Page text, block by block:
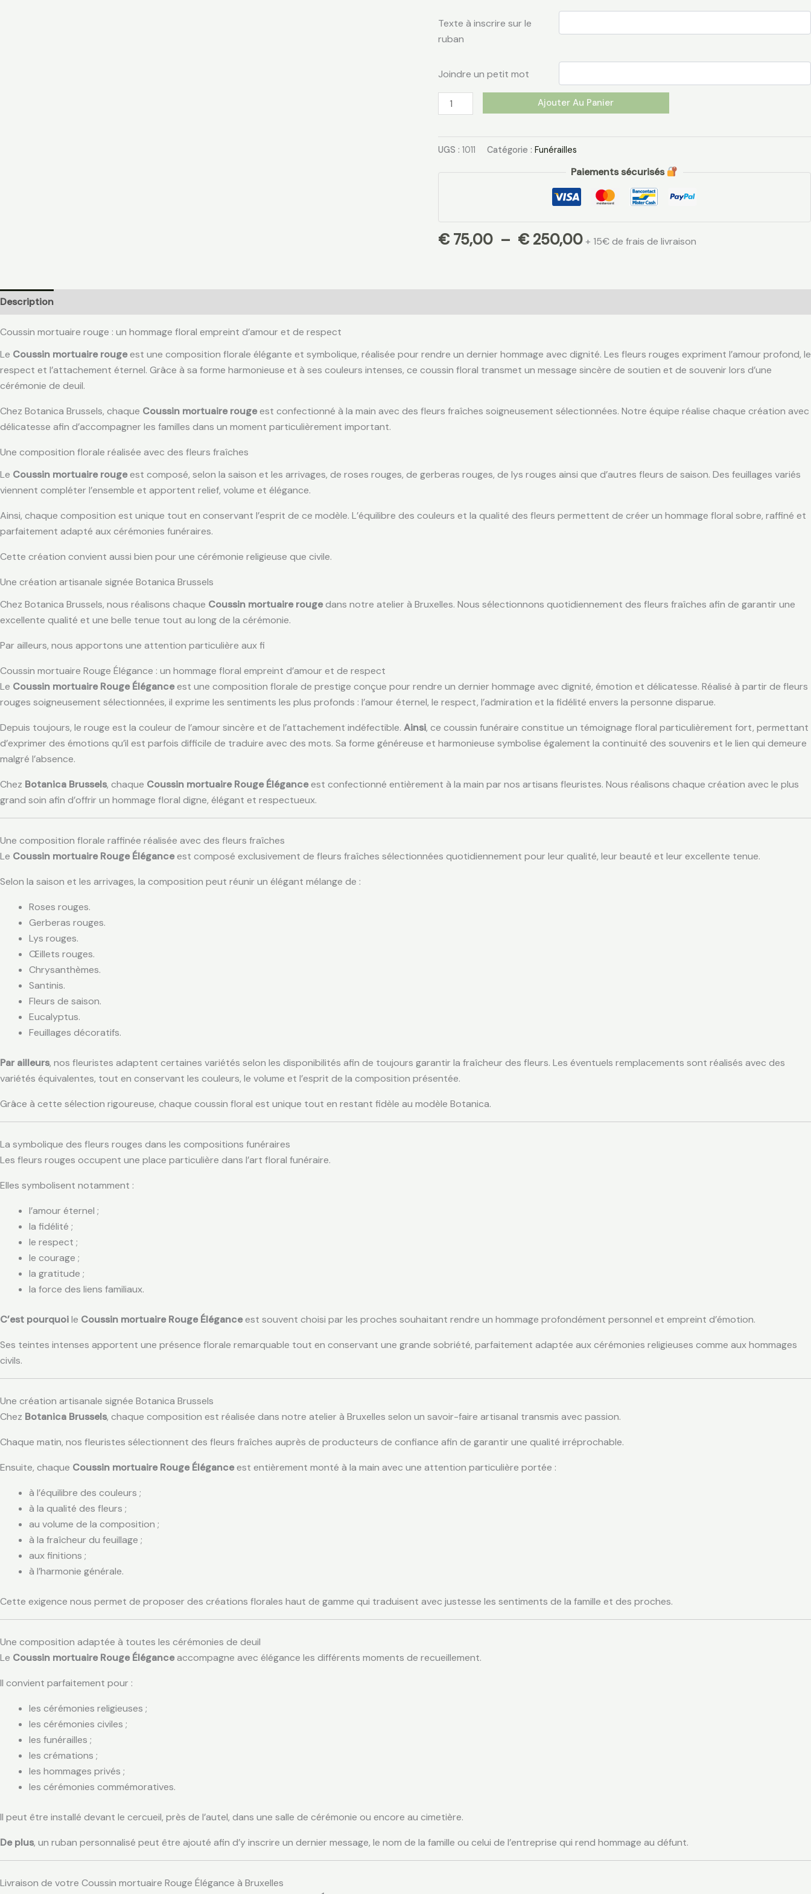
Texte à inscrire sur le
ruban
Joindre un petit mot
Ajouter Au Panier
UGS : 1011 Catégorie : Funérailles
Paiements sécurisés
€75,00 – €250,00 + 15€ de frais de livraison
Description
Coussin mortuaire rouge : un hommage floral empreint d’amour et de respect
Le Coussin mortuaire rougeest une composition florale élégante et symbolique, réalisée pour rendre un dernier hommage avec dignité. Les fleurs rouges expriment l’amour profond, le
respect et l’attachement éternel. Grâce à sa forme harmonieuse et à ses couleurs intenses, ce coussin floral transmet un message sincère de soutien et de souvenir lors d’une
cérémonie de deuil.
Chez Botanica Brussels, chaque Coussin mortuaire rougeest confectionné à la main avec des fleurs fraîches soigneusement sélectionnées. Notre équipe réalise chaque création avec
délicatesse afin d’accompagner les familles dans un moment particulièrement important.
Une composition florale réalisée avec des fleurs fraîches
Le Coussin mortuaire rougeest composé, selon la saison et les arrivages, de roses rouges, de gerberas rouges, de lys rouges ainsi que d’autres fleurs de saison. Des feuillages variés
viennent compléter l’ensemble et apportent relief, volume et élégance.
Ainsi, chaque composition est unique tout en conservant l’esprit de ce modèle. L’équilibre des couleurs et la qualité des fleurs permettent de créer un hommage floral sobre, raffiné et
parfaitement adapté aux cérémonies funéraires.
Cette création convient aussi bien pour une cérémonie religieuse que civile.
Une création artisanale signée Botanica Brussels
Chez Botanica Brussels, nous réalisons chaque Coussin mortuaire rougedans notre atelier à Bruxelles. Nous sélectionnons quotidiennement des fleurs fraîches afin de garantir une
excellente qualité et une belle tenue tout au long de la cérémonie.
Par ailleurs, nous apportons une attention particulière aux fi
Coussin mortuaire Rouge Élégance : un hommage floral empreint d’amour et de respect
Le Coussin mortuaire Rouge Éléganceest une composition florale de prestige conçue pour rendre un dernier hommage avec dignité, émotion et délicatesse. Réalisé à partir de fleurs
rouges soigneusement sélectionnées, il exprime les sentiments les plus profonds : l’amour éternel, le respect, l’admiration et la fidélité envers la personne disparue.
Depuis toujours, le rouge est la couleur de l’amour sincère et de l’attachement indéfectible. Ainsi, ce coussin funéraire constitue un témoignage floral particulièrement fort, permettant
d’exprimer des émotions qu’il est parfois difficile de traduire avec des mots. Sa forme généreuse et harmonieuse symbolise également la continuité des souvenirs et le lien qui demeure
malgré l’absence.
Chez Botanica Brussels, chaque Coussin mortuaire Rouge Éléganceest confectionné entièrement à la main par nos artisans fleuristes. Nous réalisons chaque création avec le plus
grand soin afin d’offrir un hommage floral digne, élégant et respectueux.
Une composition florale raffinée réalisée avec des fleurs fraîches
Le Coussin mortuaire Rouge Éléganceest composé exclusivement de fleurs fraîches sélectionnées quotidiennement pour leur qualité, leur beauté et leur excellente tenue.
Selon la saison et les arrivages, la composition peut réunir un élégant mélange de :
Roses rouges.
Gerberas rouges.
Lys rouges.
Œillets rouges.
Chrysanthèmes.
Santinis.
Fleurs de saison.
Eucalyptus.
Feuillages décoratifs.
Par ailleurs, nos fleuristes adaptent certaines variétés selon les disponibilités afin de toujours garantir la fraîcheur des fleurs. Les éventuels remplacements sont réalisés avec des
variétés équivalentes, tout en conservant les couleurs, le volume et l’esprit de la composition présentée.
Grâce à cette sélection rigoureuse, chaque coussin floral est unique tout en restant fidèle au modèle Botanica.
La symbolique des fleurs rouges dans les compositions funéraires
Les fleurs rouges occupent une place particulière dans l’art floral funéraire.
Elles symbolisent notamment :
l’amour éternel ;
la fidélité ;
le respect ;
le courage ;
la gratitude ;
la force des liens familiaux.
C’est pourquoile Coussin mortuaire Rouge Éléganceest souvent choisi par les proches souhaitant rendre un hommage profondément personnel et empreint d’émotion.
Ses teintes intenses apportent une présence florale remarquable tout en conservant une grande sobriété, parfaitement adaptée aux cérémonies religieuses comme aux hommages
civils.
Une création artisanale signée Botanica Brussels
Chez Botanica Brussels, chaque composition est réalisée dans notre atelier à Bruxelles selon un savoir-faire artisanal transmis avec passion.
Chaque matin, nos fleuristes sélectionnent des fleurs fraîches auprès de producteurs de confiance afin de garantir une qualité irréprochable.
Ensuite, chaque Coussin mortuaire Rouge Éléganceest entièrement monté à la main avec une attention particulière portée :
à l’équilibre des couleurs ;
à la qualité des fleurs ;
au volume de la composition ;
à la fraîcheur du feuillage ;
aux finitions ;
à l’harmonie générale.
Cette exigence nous permet de proposer des créations florales haut de gamme qui traduisent avec justesse les sentiments de la famille et des proches.
Une composition adaptée à toutes les cérémonies de deuil
Le Coussin mortuaire Rouge Éléganceaccompagne avec élégance les différents moments de recueillement.
Il convient parfaitement pour :
les cérémonies religieuses ;
les cérémonies civiles ;
les funérailles ;
les crémations ;
les hommages privés ;
les cérémonies commémoratives.
Il peut être installé devant le cercueil, près de l’autel, dans une salle de cérémonie ou encore au cimetière.
De plus, un ruban personnalisé peut être ajouté afin d’y inscrire un dernier message, le nom de la famille ou celui de l’entreprise qui rend hommage au défunt.
Livraison de votre Coussin mortuaire Rouge Élégance à Bruxelles